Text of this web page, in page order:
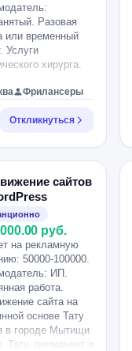
Разовая
или временный
Услуги
хирурга.
Фрилансеры
Откликнуться
сайтов
руб.
на рекламную
50000-100000.
ИП.
работа.
сайта на
основе Тату
в городе Мытищи
Тату, перманент и